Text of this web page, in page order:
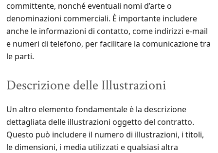
committente, nonché eventuali nomi d’arte o
denominazioni commerciali. È importante includere
anche le informazioni di contatto, come indirizzi e-mail
e numeri di telefono, per facilitare la comunicazione tra
le parti.
Descrizione delle Illustrazioni
Un altro elemento fondamentale è la descrizione
dettagliata delle illustrazioni oggetto del contratto.
Questo può includere il numero di illustrazioni, i titoli,
le dimensioni, i media utilizzati e qualsiasi altra